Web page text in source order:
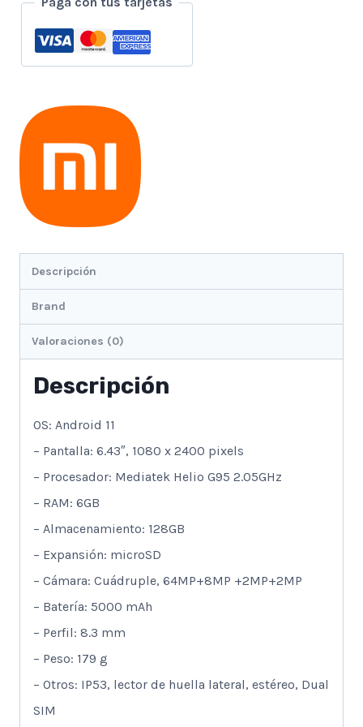
6gb
128gb
cantidad
Descripción
Brand
Valoraciones (0)
Descripción
OS: Android 11
– Pantalla: 6.43″, 1080 x 2400 pixels
– Procesador: Mediatek Helio G95 2.05GHz
– RAM: 6GB
– Almacenamiento: 128GB
– Expansión: microSD
– Cámara: Cuádruple, 64MP+8MP +2MP+2MP
– Batería: 5000 mAh
– Perfil: 8.3 mm
– Peso: 179 g
– Otros: IP53, lector de huella lateral, estéreo, Dual
SIM